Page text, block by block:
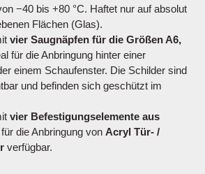
−40 bis +80 °C. Haftet nur auf absolut
Flächen (Glas).
vier Saugnäpfen für die Größen A6,
für die Anbringung hinter einer
einem Schaufenster. Die Schilder sind
und befinden sich geschützt im
vier Befestigungselemente aus
die Anbringung von Acryl Tür- /
verfügbar.